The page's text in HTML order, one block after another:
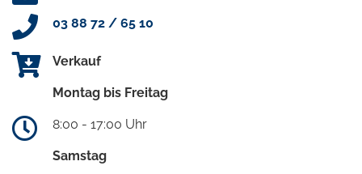
03 88 72 / 65 10
Verkauf
Montag bis Freitag
8:00 - 17:00 Uhr
Samstag